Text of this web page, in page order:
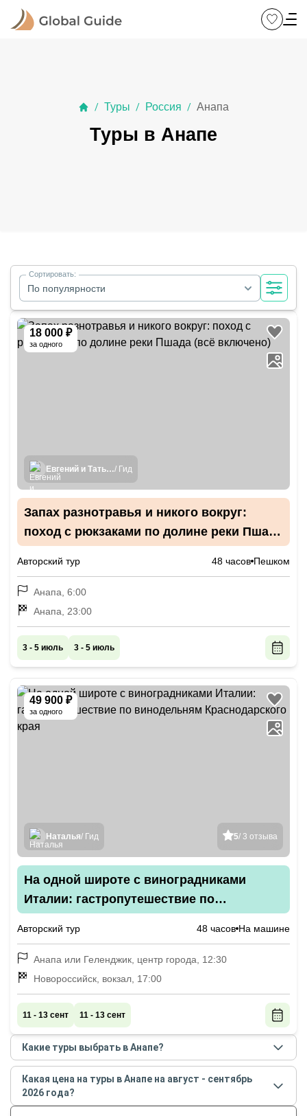
/ Туры / Россия / Анапа
Туры в Анапе
По популярности
Сортировать:
18 000 ₽
за одного
Евгений и Татьяна/ Гид
Запах разнотравья и никого вокруг:
поход с рюкзаками по долине реки Пшада
Авторский тур 48 часов Пешком
Анапа, 6:00
Анапа, 23:00
3 - 5 июль 3 - 5 июль
49 900 ₽
за одного
5/ 3 отзыва
Наталья/ Гид
На одной широте с виноградниками
Италии: гастропутешествие по
Авторский тур 48 часов На машине
Анапа или Геленджик, центр города, 12:30
Новороссийск, вокзал, 17:00
11 - 13 сент 11 - 13 сент
Какие туры выбрать в Анапе?
Самые популярные турыв Анапев августе -
сентябре 2026 года:
Запах разнотравья и никого вокруг: поход с
Какая цена на туры в Анапе на август - сентябрь
2026 года?